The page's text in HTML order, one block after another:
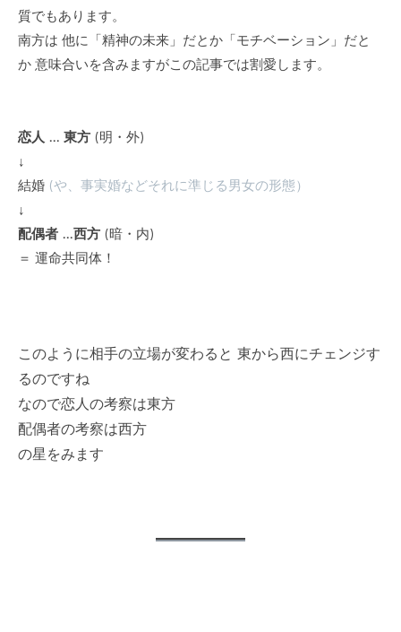
質でもあります。
南方は 他に「精神の未来」だとか「モチベーション」だと
か 意味合いを含みますがこの記事では割愛します。
恋人 … 東方 (明・外)
↓
結婚 (や、事実婚などそれに準じる男女の形態）
↓
配偶者 …西方 (暗・内)
＝ 運命共同体！
このように相手の立場が変わると 東から西にチェンジす
るのですね
なので恋人の考察は東方
配偶者の考察は西方
の星をみます